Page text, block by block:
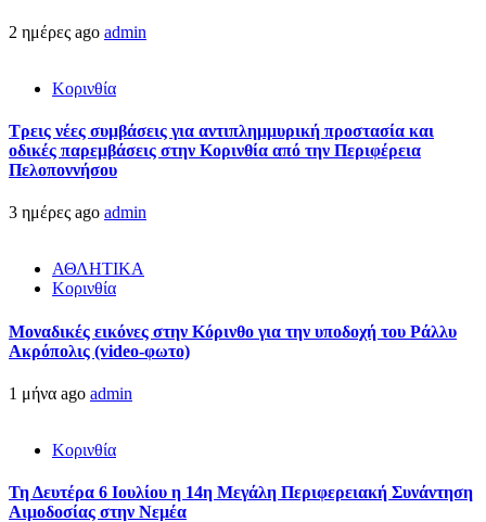
2 ημέρες ago admin
Κορινθία
Τρεις νέες συμβάσεις για αντιπλημμυρική προστασία και
οδικές παρεμβάσεις στην Κορινθία από την Περιφέρεια
Πελοποννήσου
3 ημέρες ago admin
ΑΘΛΗΤΙΚΑ
Κορινθία
Μοναδικές εικόνες στην Κόρινθο για την υποδοχή του Ράλλυ
Ακρόπολις (video-φωτο)
1 μήνα ago admin
Κορινθία
Τη Δευτέρα 6 Ιουλίου η 14η Μεγάλη Περιφερειακή Συνάντηση
Αιμοδοσίας στην Νεμέα